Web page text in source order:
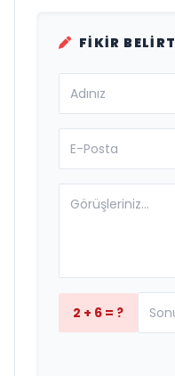
FIKIR BELIRT
2 + 6 = ?